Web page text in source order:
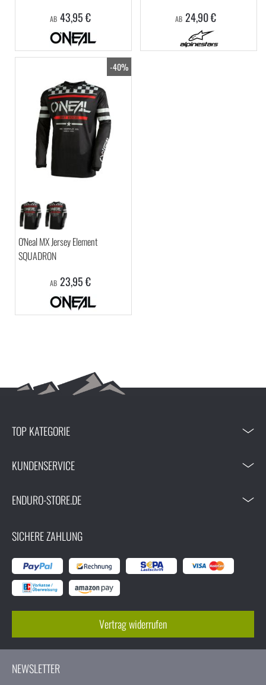
AB 43,95 € AB 24,90 €
-40%
O'Neal MX Jersey Element
SQUADRON
AB 23,95 €
TOP KATEGORIE
KUNDENSERVICE
ENDURO-STORE.DE
SICHERE ZAHLUNG
Vertrag widerrufen
NEWSLETTER